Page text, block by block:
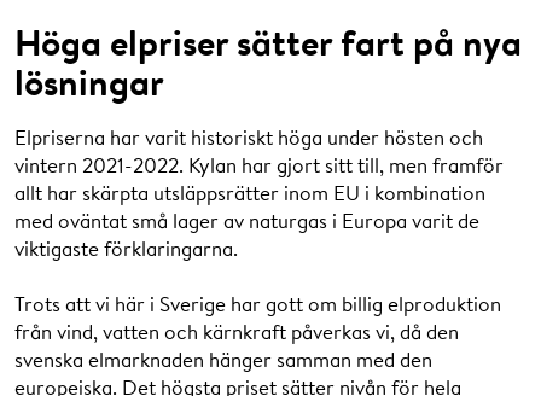
Eric Zinn
Hållbarhetschef, Göteborg Energi.
Teknik & Service Nord, Akademiska Hus.
Johanna Andreasson
Produktägare Flextjänster, Göteborg Energi.
Christian von der Lancken
VD, Direkt Chark.
David Steen
Forskare elkraftsteknik, Chalmers.
Program
0.00 Eric Zinn hälsar välkommen
0.35
2.54 Mattias Vesterlund:Digitaliseringens
klimatutmaning (och lösningar)
14.29 Mattias Långström:Tillgängligt, säkert och
Höga elpriser sätter fart på nya
lösningar
Elpriserna har varit historiskt höga under hösten och
vintern 2021-2022. Kylan har gjort sitt till, men framför
allt har skärpta utsläppsrätter inom EU i kombination
med oväntat små lager av naturgas i Europa varit de
viktigaste förklaringarna.
Trots att vi här i Sverige har gott om billig elproduktion
från vind, vatten och kärnkraft påverkas vi, då den
svenska elmarknaden hänger samman med den
europeiska. Det högsta priset sätter nivån för hela